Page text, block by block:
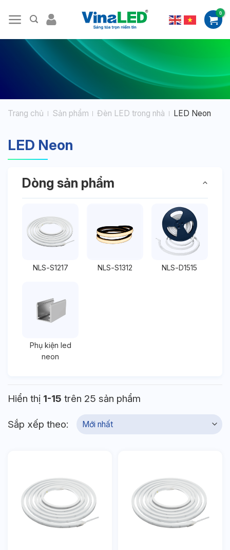
qua
nội
Trang chủ Sản phẩm Đèn LED trong nhà LED Neon
LED Neon
Dòng sản phẩm
NLS-S1217 NLS-S1312 NLS-D1515
Phụ kiện led
neon
Hiển thị 1-15 trên 25 sản phẩm
Sắp xếp theo: